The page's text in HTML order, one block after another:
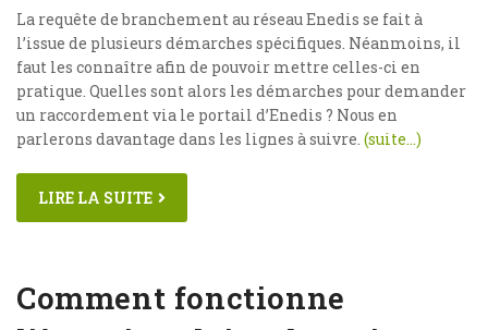
La requête de branchement au réseau Enedis se fait à
l’issue de plusieurs démarches spécifiques. Néanmoins, il
faut les connaître afin de pouvoir mettre celles-ci en
pratique. Quelles sont alors les démarches pour demander
un raccordement via le portail d’Enedis ? Nous en
parlerons davantage dans les lignes à suivre. (suite…)
LIRE LA SUITE
Comment fonctionne